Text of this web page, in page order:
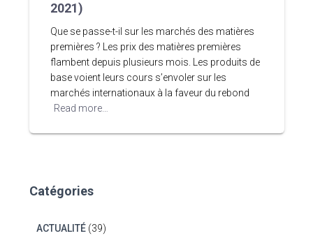
2021)
Que se passe-t-il sur les marchés des matières
premières ? Les prix des matières premières
flambent depuis plusieurs mois. Les produits de
base voient leurs cours s’envoler sur les
marchés internationaux à la faveur du rebond
Read more…
Catégories
ACTUALITÉ(39)